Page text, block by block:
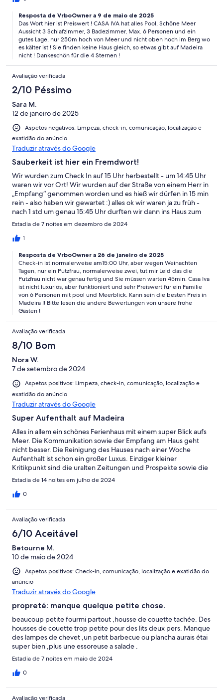
Resposta de VrboOwner a 9 de maio de 2025
Das Wort hier ist Preiswert ! CASA IVA hat alles Pool, Schöne Meer
Aussicht 3 Schlafzimmer, 3 Badezimmer, Max. 6 Personen und ein
gutes Lage, nur 250m hoch von Meer und nicht oben hoch im Berg wo
es kälter ist ! Sie finden keine Haus gleich, so etwas gibt auf Madeira
nicht ! Dankeschön für die 4 Sternen !
Avaliação verificada
2/10 Péssimo
Sara M.
12 de janeiro de 2025
Aspetos negativos: Limpeza, check-in, comunicação, localização e
exatidão do anúncio
Traduzir através do Google
Sauberkeit ist hier ein Fremdwort!
Wir wurden zum Check In auf 15 Uhr herbestellt - um 14:45 Uhr
waren wir vor Ort! Wir wurden auf der Straße von einem Herr in
„Empfang“ genommen worden und es hieß wir dürfen in 15 min
rein - also haben wir gewartet :) alles ok wir waren ja zu früh -
nach 1 std um genau 15:45 Uhr durften wir dann ins Haus zum
Check In, mittlerweile hatten sich die Kinder aus der Langeweile
eigentlich nur mit mindestens 1 Besuchern ein Check In
auf Grund der Umstände wegen der langen Wartezeit alleine
das Check in durchgeführt hat hielt der Mann mein Vater
während des Check ins für „scheinbar seehe blöd“ nach dem
Check und waren wir über die Sauberkeit,die alten defekten
Möbel. Und Schimmel in den Schlafzimmer sehr traurig über
diese Derienwohnung. Wir würden es nicht wieder buchen!
Estadia de 7 noites em dezembro de 2024
1
Resposta de VrboOwner a 26 de janeiro de 2025
Check-in ist normalerweise am15:00 Uhr, aber wegen Weinachten
Tagen, nur ein Putzfrau, normalerweise zwei, tut mir Leid das die
Putzfrau nicht war genau fertig und Sie müssen warten 45min. Casa Iva
ist nicht luxuriös, aber funktioniert und sehr Preiswert für ein Familie
von 6 Personen mit pool und Meerblick. Kann sein die besten Preis in
Madeira !! Bitte lesen die andere Bewertungen von unsere frohe
Gästen !
Avaliação verificada
8/10 Bom
Nora W.
7 de setembro de 2024
Aspetos positivos: Limpeza, check-in, comunicação, localização e
exatidão do anúncio
Traduzir através do Google
Super Aufenthalt auf Madeira
Alles in allem ein schönes Ferienhaus mit einem super Blick aufs
Meer. Die Kommunikation sowie der Empfang am Haus geht
nicht besser. Die Reinigung des Hauses nach einer Woche
Aufenthalt ist schon ein großer Luxus. Einziger kleiner
Kritikpunkt sind die uralten Zeitungen und Prospekte sowie die
doch recht "vermüllten" Auszüge im Wohnzimmer. Wir hatten
trotzdem eine schöne Zeit. Vielen Dank an Herrn Hansen.
Estadia de 14 noites em julho de 2024
0
Avaliação verificada
6/10 Aceitável
Betourne M.
10 de maio de 2024
Aspetos positivos: Check-in, comunicação, localização e exatidão do
anúncio
Traduzir através do Google
propreté: manque quelque petite chose.
beaucoup petite fourmi partout ,housse de couette tachée. Des
housses de couette trop petite pour des lits deux pers. Manque
des lampes de chevet ,un petit barbecue ou plancha aurais étai
super bien ,plus une essoreuse a salade .
Estadia de 7 noites em maio de 2024
0
Avaliação verificada